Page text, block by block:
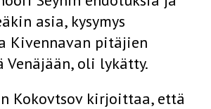
asia, kysymys
Kiven­navan pitäjien
Venäjään, oli lykätty.
Kokovtsov kirjoittaa, että